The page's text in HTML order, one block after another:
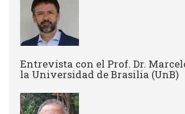
Entrevista con el Prof. Dr.
la Universidad de Brasilia (UnB)